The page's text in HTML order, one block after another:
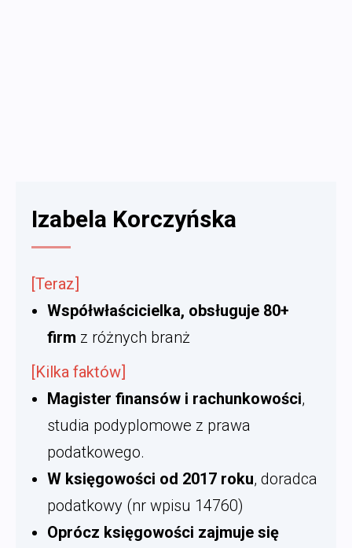
Izabela Korczyńska
[Teraz]
Współwłaścicielka, obsługuje 80+
firm z różnych branż
[Kilka faktów]
Magister finansów i rachunkowości,
studia podyplomowe z prawa
podatkowego.
W księgowości od 2017 roku, doradca
podatkowy (nr wpisu 14760)
Oprócz księgowości zajmuje się